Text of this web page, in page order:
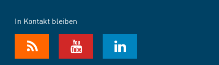
In Kontakt bleiben